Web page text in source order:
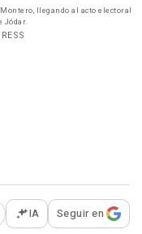
llegando al acto electoral
Jódar.
opciones para
IA Seguir en